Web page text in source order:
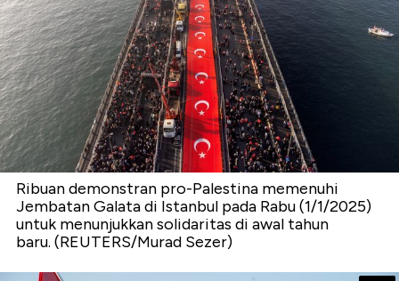
Ribuan demonstran pro-Palestina memenuhi
Jembatan Galata di Istanbul pada Rabu (1/1/2025)
untuk menunjukkan solidaritas di awal tahun
baru. (REUTERS/Murad Sezer)